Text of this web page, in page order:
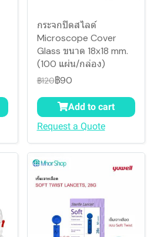
กระจกปิดสไลด์
Microscope Cover
Glass ขนาด 18x18 mm.
(100 แผ่น/กล่อง)
฿120฿90
Add to cart
Request a Quote